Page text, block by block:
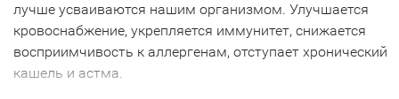
лучше усваиваются нашим организмом. Улучшается
кровоснабжение, укрепляется иммунитет, снижается
восприимчивость к аллергенам, отступает хронический
кашель и астма.